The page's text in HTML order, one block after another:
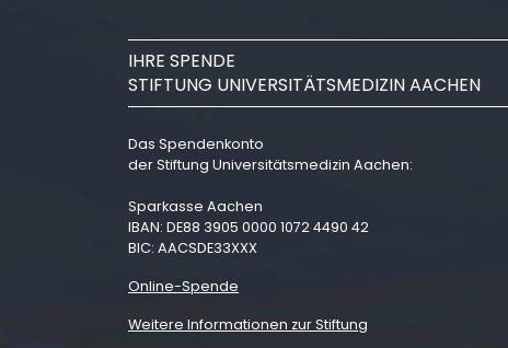
IHRE SPENDE
STIFTUNG UNIVERSITÄTSMEDIZIN AACHEN
Das Spendenkonto
der Stiftung Universitätsmedizin Aachen:
Sparkasse Aachen
IBAN: DE88 3905 0000 1072 4490 42
BIC: AACSDE33XXX
Online-Spende
Weitere Informationen zur Stiftung